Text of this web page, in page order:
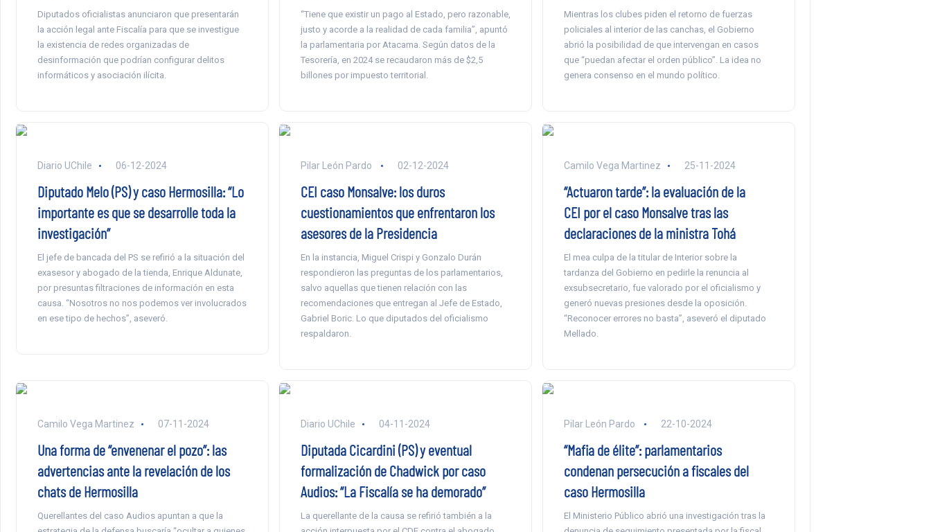
Diputados oficialistas anunciaron que presentarán
la acción legal ante Fiscalía para que se investigue
la existencia de redes organizadas de
desinformación que podrían configurar delitos
informáticos y asociación ilícita.
“Tiene que existir un pago al Estado, pero razonable,
justo y acorde a la realidad de cada familia”, apuntó
la parlamentaria por Atacama. Según datos de la
Tesorería, en 2024 se recaudaron más de $2,5
billones por impuesto territorial.
Mientras los clubes piden el retorno de fuerzas
policiales al interior de las canchas, el Gobierno
abrió la posibilidad de que intervengan en casos
que “puedan afectar el orden público”. La idea no
genera consenso en el mundo político.
Diario UChile 06-12-2024
Diputado Melo (PS) y caso Hermosilla: “Lo
importante es que se desarrolle toda la
investigación”
El jefe de bancada del PS se refirió a la situación del
exasesor y abogado de la tienda, Enrique Aldunate,
por presuntas filtraciones de información en esta
causa. “Nosotros no nos podemos ver involucrados
en ese tipo de hechos”, aseveró.
Pilar León Pardo 02-12-2024
CEI caso Monsalve: los duros
cuestionamientos que enfrentaron los
asesores de la Presidencia
En la instancia, Miguel Crispi y Gonzalo Durán
respondieron las preguntas de los parlamentarios,
salvo aquellas que tienen relación con las
recomendaciones que entregan al Jefe de Estado,
Gabriel Boric. Lo que diputados del oficialismo
respaldaron.
Camilo Vega Martinez 25-11-2024
“Actuaron tarde”: la evaluación de la
CEI por el caso Monsalve tras las
declaraciones de la ministra Tohá
El mea culpa de la titular de Interior sobre la
tardanza del Gobierno en pedirle la renuncia al
exsubsecretario, fue valorado por el oficialismo y
generó nuevas presiones desde la oposición.
“Reconocer errores no basta”, aseveró el diputado
Mellado.
Camilo Vega Martinez 07-11-2024
Una forma de “envenenar el pozo”: las
advertencias ante la revelación de los
chats de Hermosilla
Querellantes del caso Audios apuntan a que la
Diario UChile 04-11-2024
Diputada Cicardini (PS) y eventual
formalización de Chadwick por caso
Audios: “La Fiscalía se ha demorado”
La querellante de la causa se refirió también a la
Pilar León Pardo 22-10-2024
“Mafia de élite”: parlamentarios
condenan persecución a fiscales del
caso Hermosilla
El Ministerio Público abrió una investigación tras la